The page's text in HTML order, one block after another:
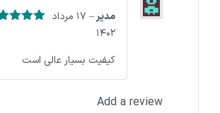
مدیر–
۱۷ مرداد
۱۴۰۲
کیفیت بسیار عالی است
Add a review